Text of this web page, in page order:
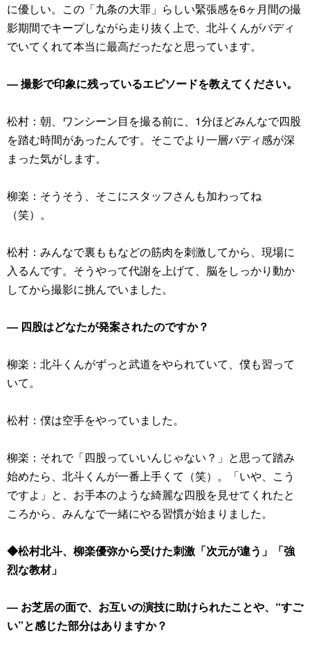
に優しい。この「九条の大罪」らしい緊張感を6ヶ月間の撮
影期間でキープしながら走り抜く上で、北斗くんがバディ
でいてくれて本当に最高だったなと思っています。
― 撮影で印象に残っているエピソードを教えてください。
松村：朝、ワンシーン目を撮る前に、1分ほどみんなで四股
を踏む時間があったんです。そこでより一層バディ感が深
まった気がします。
柳楽：そうそう、そこにスタッフさんも加わってね
（笑）。
松村：みんなで裏ももなどの筋肉を刺激してから、現場に
入るんです。そうやって代謝を上げて、脳をしっかり動か
してから撮影に挑んでいました。
― 四股はどなたが発案されたのですか？
柳楽：北斗くんがずっと武道をやられていて、僕も習って
いて。
松村：僕は空手をやっていました。
柳楽：それで「四股っていいんじゃない？」と思って踏み
始めたら、北斗くんが一番上手くて（笑）。「いや、こう
ですよ」と、お手本のような綺麗な四股を見せてくれたと
ころから、みんなで一緒にやる習慣が始まりました。
◆松村北斗、柳楽優弥から受けた刺激「次元が違う」「強
烈な教材」
― お芝居の面で、お互いの演技に助けられたことや、“すご
い”と感じた部分はありますか？